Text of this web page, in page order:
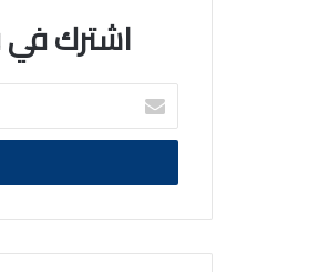
اشترك في
اكتب
بريدك
الالكتروني